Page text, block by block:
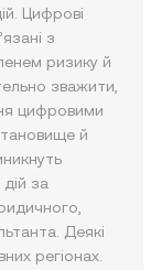
Цифрові
з
ризику й
зважити,
цифровими
й
за
Деякі
регіонах.